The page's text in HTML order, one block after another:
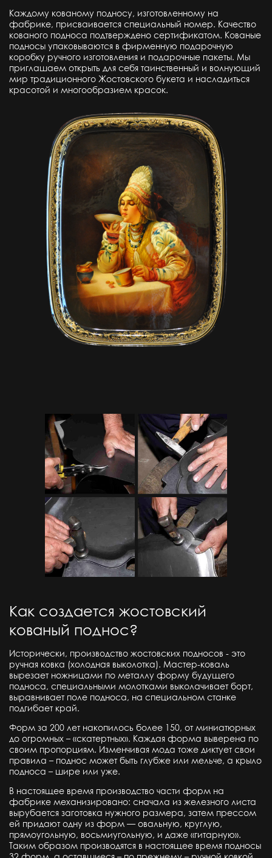
Каждому кованому подносу, изготовленному на
фабрике, присваивается специальный номер. Качество
кованого подноса подтверждено сертификатом. Кованые
подносы упаковываются в фирменную подарочную
коробку ручного изготовления и подарочные пакеты. Мы
приглашаем открыть для себя таинственный и волнующий
мир традиционного Жостовского букета и насладиться
красотой и многообразием красок.
Как создается жостовский
кованый поднос?
Исторически, производство жостовских подносов - это
ручная ковка (холодная выколотка). Мастер-коваль
вырезает ножницами по металлу форму будущего
подноса, специальными молотками выколачивает борт,
выравнивает поле подноса, на специальном станке
подгибает край.
Форм за 200 лет накопилось более 150, от миниатюрных
до огромных – «скатертных». Каждая форма выверена по
своим пропорциям. Изменчивая мода тоже диктует свои
правила – поднос может быть глубже или мельче, а крыло
подноса – шире или уже.
В настоящее время производство части форм на
фабрике механизировано: сначала из железного листа
вырубается заготовка нужного размера, затем прессом
ей придают одну из форм — овальную, круглую,
прямоугольную, восьмиугольную, и даже «гитарную».
Таким образом производятся в настоящее время подносы